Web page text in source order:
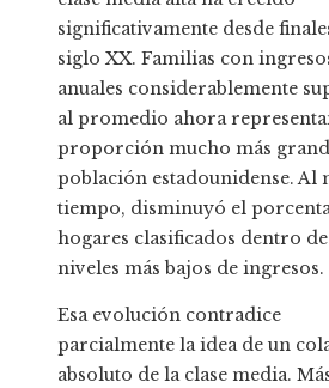
significativamente desde
siglo XX. Familias con
anuales considerablemente
al promedio ahora
proporción mucho más
población estadounidense. Al
tiempo, disminuyó el
hogares clasificados dentro
niveles más bajos de ingresos.
Esa evolución contradice
parcialmente la idea de un
absoluto de la clase media.